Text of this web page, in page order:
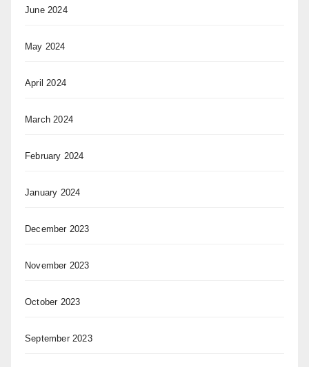
June 2024
May 2024
April 2024
March 2024
February 2024
January 2024
December 2023
November 2023
October 2023
September 2023